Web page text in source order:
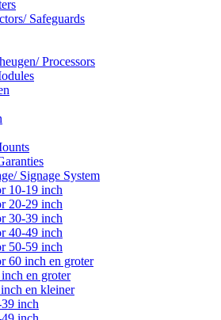
Safeguards
Processors
Signage System
10-19 inch
20-29 inch
30-39 inch
40-49 inch
50-59 inch
60 inch en groter
en groter
en kleiner
inch